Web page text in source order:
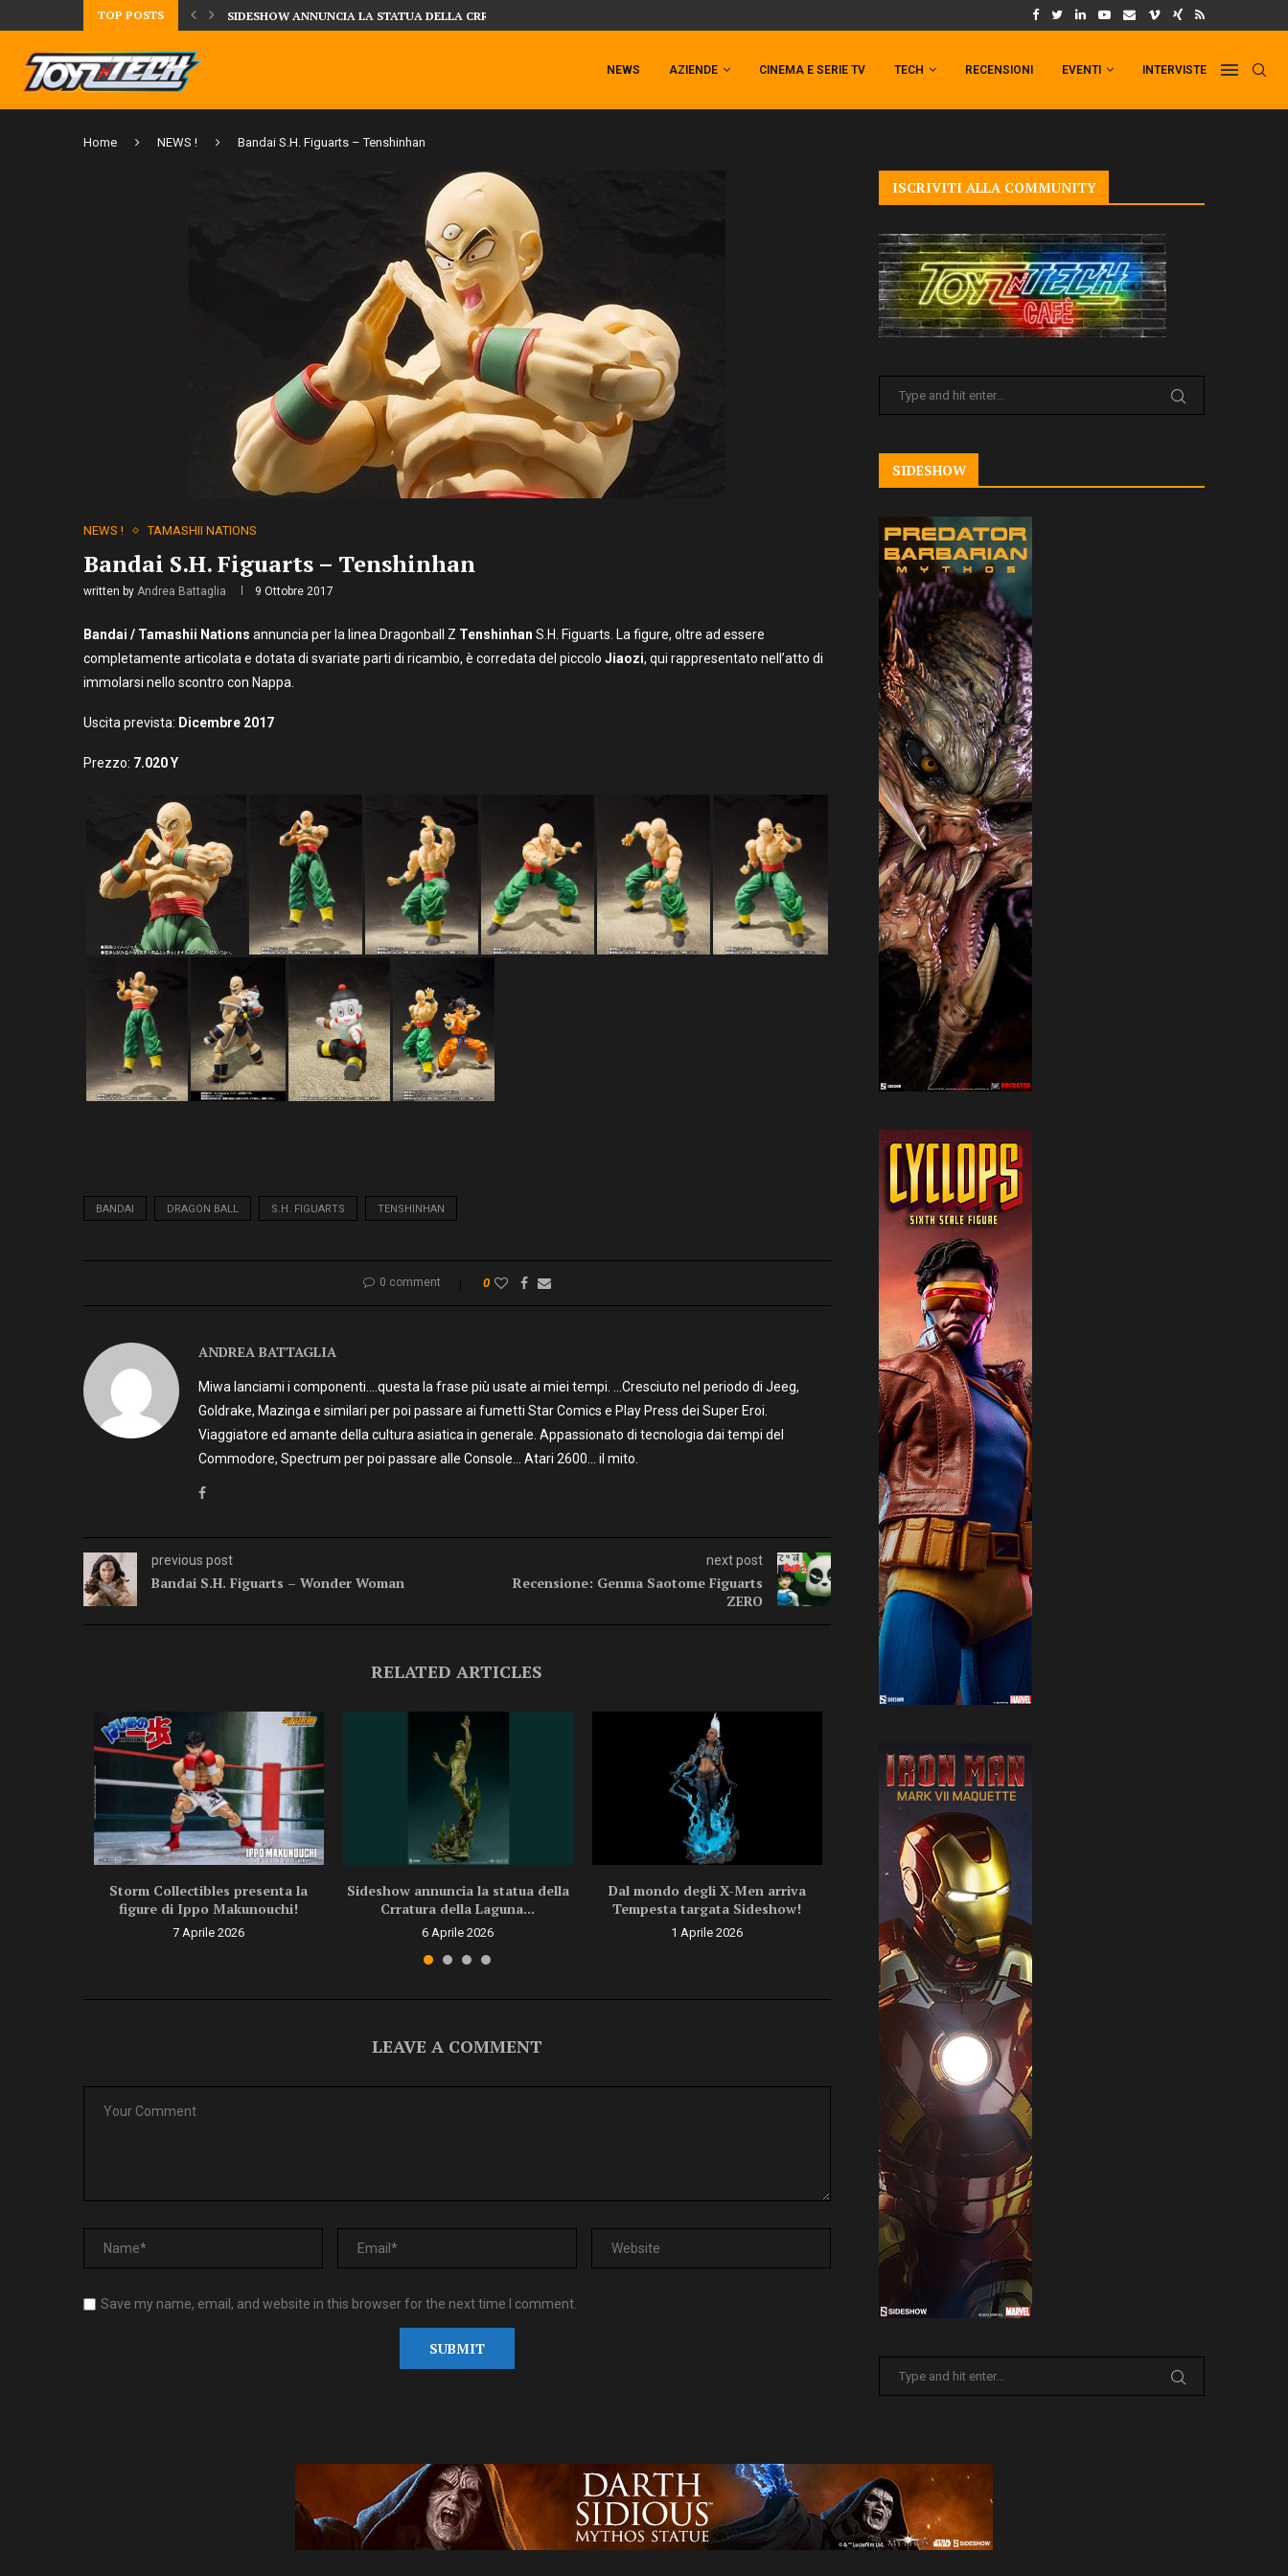
TOP POSTS
DAL MONDO DEGLI X-MEN ARRIVA TEMPESTA TARGATA SIDESHOW! IL TRAILER DI FIST OF THE NORTH STAR!
NEWS AZIENDE CINEMA E SERIE TV TECH RECENSIONI EVENTI INTERVISTE
Home NEWS ! Bandai S.H. Figuarts – Tenshinhan
NEWS ! TAMASHII NATIONS
Bandai S.H. Figuarts – Tenshinhan
written by Andrea Battaglia 9 Ottobre 2017
Bandai / Tamashii Nations annuncia per la linea Dragonball Z Tenshinhan S.H. Figuarts. La figure, oltre ad essere
completamente articolata e dotata di svariate parti di ricambio, è corredata del piccolo Jiaozi, qui rappresentato nell’atto di
immolarsi nello scontro con Nappa.
Uscita prevista: Dicembre 2017
Prezzo: 7.020Y
BANDAI DRAGON BALL S.H. FIGUARTS TENSHINHAN
0 comment 0
ANDREA BATTAGLIA
Miwa lanciami i componenti….questa la frase più usate ai miei tempi. …Cresciuto nel periodo di Jeeg,
Goldrake, Mazinga e similari per poi passare ai fumetti Star Comics e Play Press dei Super Eroi.
Viaggiatore ed amante della cultura asiatica in generale. Appassionato di tecnologia dai tempi del
Commodore, Spectrum per poi passare alle Console… Atari 2600… il mito.
previous post
Bandai S.H. Figuarts – Wonder Woman
next post
Recensione: Genma Saotome Figuarts
ZERO
RELATED ARTICLES
Storm Collectibles presenta la
figure di Ippo Makunouchi!
7 Aprile 2026
Sideshow annuncia la statua della
Crratura della Laguna...
6 Aprile 2026
Dal mondo degli X-Men arriva
Tempesta targata Sideshow!
1 Aprile 2026
Sideshow presenta la nuova
Premium Format di Punchline!
31 Marzo 2026
LEAVE A COMMENT
Save my name, email, and website in this browser for the next time I comment.
ISCRIVITI ALLA COMMUNITY
SIDESHOW